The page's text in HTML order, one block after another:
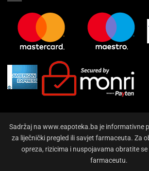
Sadržaj na www.eapoteka.ba je informativne
za liječnički pregled ili savjet farmaceuta. Za
opreza, rizicima i nuspojavama obratite se
farmaceutu.